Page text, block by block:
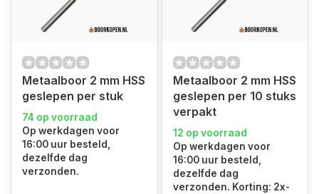
Metaalboor 2 mm HSS
geslepen per stuk
74 op voorraad
Op werkdagen voor
16:00 uur besteld,
dezelfde dag
verzonden.
Metaalboor 2 mm HSS
geslepen per 10 stuks
verpakt
12 op voorraad
Op werkdagen voor
16:00 uur besteld,
dezelfde dag
verzonden. Korting: 2x-